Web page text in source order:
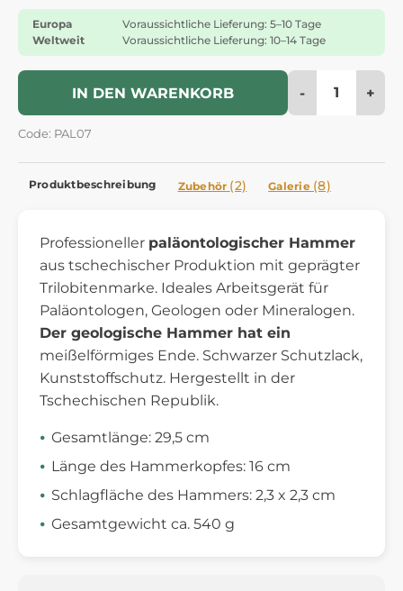
Europa
Voraussichtliche Lieferung: 5–10 Tage
Weltweit
Voraussichtliche Lieferung: 10–14 Tage
IN DEN WARENKORB - +
Code: PAL07
Produktbeschreibung Zubehör (2) Galerie (8)
Professioneller paläontologischer Hammer
aus tschechischer Produktion mit geprägter
Trilobitenmarke. Ideales Arbeitsgerät für
Paläontologen, Geologen oder Mineralogen.
Der geologische Hammer hat ein
meißelförmiges Ende. Schwarzer Schutzlack,
Kunststoffschutz. Hergestellt in der
Tschechischen Republik.
Gesamtlänge: 29,5 cm
Länge des Hammerkopfes: 16 cm
Schlagfläche des Hammers: 2,3 x 2,3 cm
Gesamtgewicht ca. 540 g